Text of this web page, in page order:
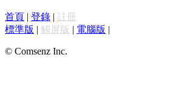
首頁 | 登錄 | 註冊
標準版 | 觸屏版 | 電腦版 |
© Comsenz Inc.